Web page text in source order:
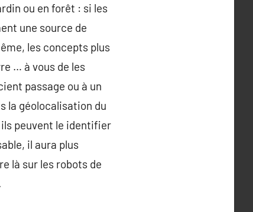
ou en forêt : si les
une source de
les concepts plus
… à vous de les
passage ou à un
la géolocalisation du
ils peuvent le identifier
il aura plus
là sur les robots de